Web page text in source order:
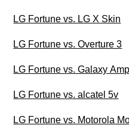
LG Fortune vs. LG X Skin
LG Fortune vs. Overture 3
LG Fortune vs. Galaxy
LG Fortune vs. alcatel 5v
LG Fortune vs. Motorola